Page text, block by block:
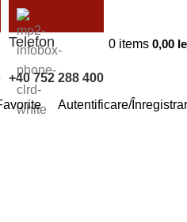
Telefon
+40 752 288 400
0 items 0,00
Autentificare/